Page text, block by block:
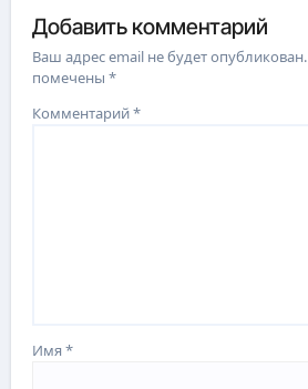
Добавить комментарий
Ваш адрес email не будет опубликован.
помечены*
Комментарий*
Имя*